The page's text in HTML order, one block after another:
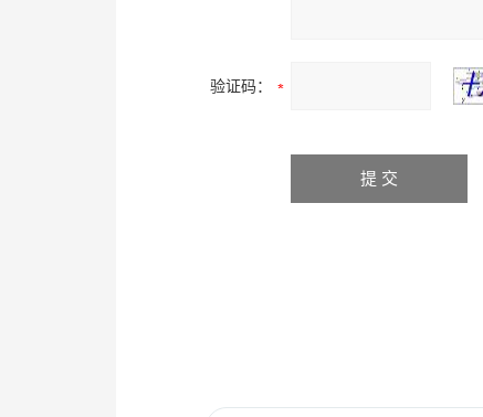
验证码：